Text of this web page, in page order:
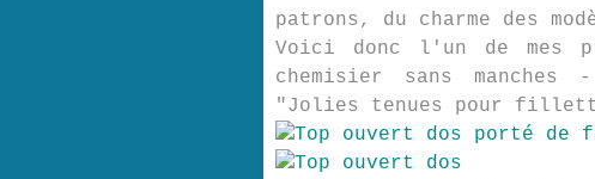
patrons, du charme des
Voici donc l'un de mes
chemisier sans
"Jolies tenues pour